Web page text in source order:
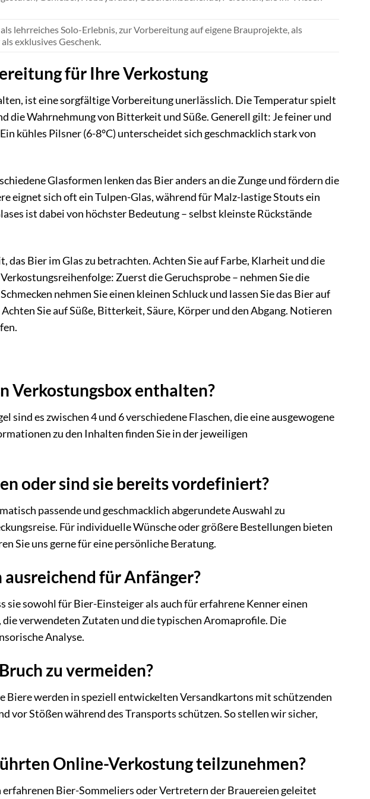
lehrreiches Solo-Erlebnis, zur Vorbereitung auf eigene Brauprojekte, als
exklusives Geschenk.
für Ihre Verkostung
ist eine sorgfältige Vorbereitung unerlässlich. Die Temperatur spielt
die Wahrnehmung von Bitterkeit und Süße. Generell gilt: Je feiner und
kühles Pilsner (6-8°C) unterscheidet sich geschmacklich stark von
Glasformen lenken das Bier anders an die Zunge und fördern die
eignet sich oft ein Tulpen-Glas, während für Malz-lastige Stouts ein
ist dabei von höchster Bedeutung – selbst kleinste Rückstände
das Bier im Glas zu betrachten. Achten Sie auf Farbe, Klarheit und die
Zuerst die Geruchsprobe – nehmen Sie die
nehmen Sie einen kleinen Schluck und lassen Sie das Bier auf
Sie auf Süße, Bitterkeit, Säure, Körper und den Abgang. Notieren
Verkostungsbox enthalten?
sind es zwischen 4 und 6 verschiedene Flaschen, die eine ausgewogene
zu den Inhalten finden Sie in der jeweiligen
oder sind sie bereits vordefiniert?
passende und geschmacklich abgerundete Auswahl zu
Für individuelle Wünsche oder größere Bestellungen bieten
Sie uns gerne für eine persönliche Beratung.
für Anfänger?
sowohl für Bier-Einsteiger als auch für erfahrene Kenner einen
verwendeten Zutaten und die typischen Aromaprofile. Die
Analyse.
zu vermeiden?
Biere werden in speziell entwickelten Versandkartons mit schützenden
vor Stößen während des Transports schützen. So stellen wir sicher,
Online-Verkostung teilzunehmen?
Bier-Sommeliers oder Vertretern der Brauereien geleitet